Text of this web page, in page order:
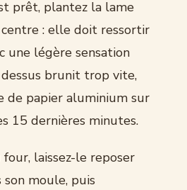
prêt, plantez la lame
centre : elle doit ressortir
une légère sensation
brunit trop vite,
de papier aluminium sur
15 dernières minutes.
laissez-le reposer
moule, puis